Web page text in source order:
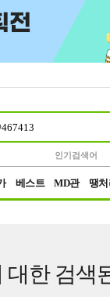
인기검색어
베스트 MD관 땡처
대한 검색